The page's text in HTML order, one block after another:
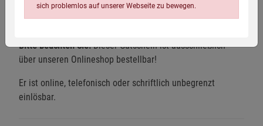
Gutschein selbstverständlich auch als elektronisches
Geschenk per E-Mail versenden.
Bitte beachten Sie:Dieser Gutschein ist ausschließlich
über unseren Onlineshop bestellbar!
Er ist online, telefonisch oder schriftlich unbegrenzt
einlösbar.
sich problemlos auf unserer Webseite zu bewegen.